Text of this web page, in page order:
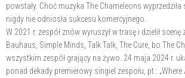
powstały. Choć muzyka The Chameleons
nigdy nie odniosła sukcesu komercyjnego.
W 2021 r. zespół znów wyruszył w trasę i dzielił scenę
Bauhaus, Simple Minds, Talk Talk, The Cure, bo The
wszystkim zespół grający na żywo. 24 maja 2024 r.
ponad dekady premierowy singiel zespołu, pt.: „Where